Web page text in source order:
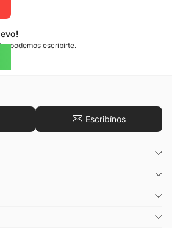
podemos escribirte.
Escribínos